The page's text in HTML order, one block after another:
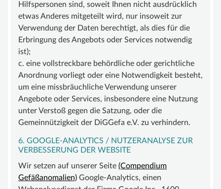
Hilfspersonen sind, soweit Ihnen nicht ausdrücklich
etwas Anderes mitgeteilt wird, nur insoweit zur
Verwendung der Daten berechtigt, als dies für die
Erbringung des Angebots oder Services notwendig
ist);
c. eine vollstreckbare behördliche oder gerichtliche
Anordnung vorliegt oder eine Notwendigkeit besteht,
um eine missbräuchliche Verwendung unserer
Angebote oder Services, insbesondere eine Nutzung
unter Verstoß gegen die Satzung, oder die
Gemeinnützigkeit der DiGGefa e.V. zu verhindern.
6. GOOGLE-ANALYTICS / NUTZERANALYSE ZUR
VERBESSERUNG DER WEBSITE
Wir setzen auf unserer Seite (Compendium
Gefäßanomalien) Google-Analytics, einen